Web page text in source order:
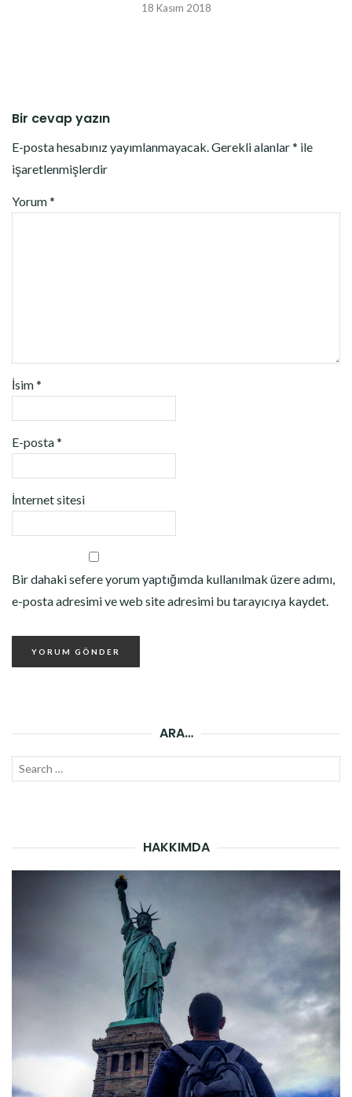
18 Kasım 2018
Bir cevap yazın
E-posta hesabınız yayımlanmayacak.Gerekli alanlar* ile
işaretlenmişlerdir
Yorum*
İsim*
E-posta*
İnternet sitesi
Bir dahaki sefere yorum yaptığımda kullanılmak üzere adımı,
e-posta adresimi ve web site adresimi bu tarayıcıya kaydet.
ARA…
Search
HAKKIMDA